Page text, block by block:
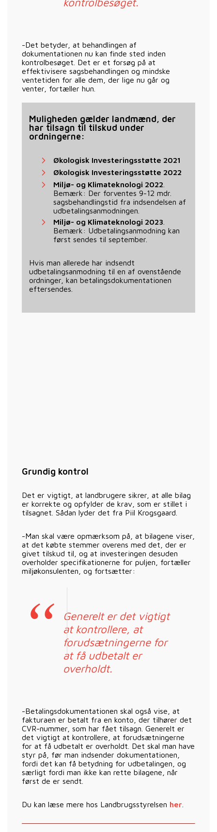
-Det betyder, at behandlingen af
dokumentationen nu kan finde sted inden
kontrolbesøget. Det er et forsøg på at
effektivisere sagsbehandlingen og mindske
ventetiden for alle dem, der lige nu går og
venter, fortæller hun.
Muligheden gælder landmænd, der
har tilsagn til tilskud under
ordningerne:
Økologisk Investeringsstøtte 2021
Økologisk Investeringsstøtte 2022
Miljø- og Klimateknologi 2022
Bemærk: Der forventes 9-12 mdr.
sagsbehandlingstid fra indsendelsen af
udbetalingsanmodningen.
Miljø- og Klimateknologi 2023
Bemærk: Udbetalingsanmodning kan
først sendes til september.
Hvis man allerede har indsendt
udbetalingsanmodning til en af ovenstående
ordninger, kan betalingsdokumentationen
eftersendes.
Grundig kontrol
Det er vigtigt, at landbrugere sikrer, at alle bilag
er korrekte og opfylder de krav, som er stillet i
tilsagnet. Sådan lyder det fra Piil Krogsgaard.
-Man skal være opmærksom på, at bilagene viser,
at det købte stemmer overens med det, der er
givet tilskud til, og at investeringen desuden
overholder specifikationerne for puljen, fortæller
miljøkonsulenten, og fortsætter:
Generelt er det vigtigt
at kontrollere, at
forudsætningerne for
at få udbetalt er
overholdt.
-Betalingsdokumentationen skal også vise, at
fakturaen er betalt fra en konto, der tilhører det
CVR-nummer, som har fået tilsagn. Generelt er
det vigtigt at kontrollere, at forudsætningerne
for at få udbetalt er overholdt. Det skal man have
styr på, før man indsender dokumentationen,
fordi det kan få betydning for udbetalingen, og
særligt fordi man ikke kan rette bilagene, når
først de er sendt.
Du kan læse mere hos Landbrugsstyrelsen her